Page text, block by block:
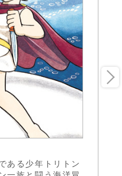
ある少年トリトン